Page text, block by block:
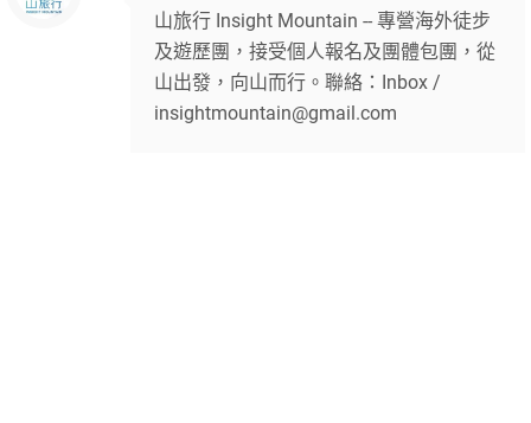
山旅行 Insight Mountain -- 專營海外徒步
及遊歷團，接受個人報名及團體包團，從
山出發，向山而行。聯絡：Inbox /
insightmountain@gmail.com